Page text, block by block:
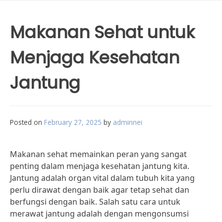
Makanan Sehat untuk
Menjaga Kesehatan
Jantung
Posted on February 27, 2025 by adminnei
Makanan sehat memainkan peran yang sangat
penting dalam menjaga kesehatan jantung kita.
Jantung adalah organ vital dalam tubuh kita yang
perlu dirawat dengan baik agar tetap sehat dan
berfungsi dengan baik. Salah satu cara untuk
merawat jantung adalah dengan mengonsumsi